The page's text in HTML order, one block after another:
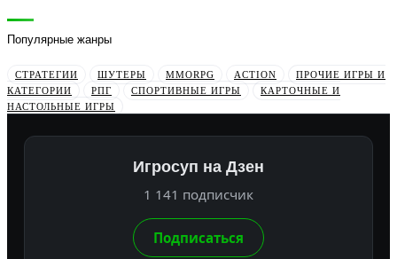
Популярные жанры
СТРАТЕГИИ ШУТЕРЫ MMORPG ACTION
ПРОЧИЕ ИГРЫ И
КАТЕГОРИИ
РПГ СПОРТИВНЫЕ ИГРЫ
КАРТОЧНЫЕ И
НАСТОЛЬНЫЕ ИГРЫ
Игросуп на Дзен
1 141 подписчик
Подписаться